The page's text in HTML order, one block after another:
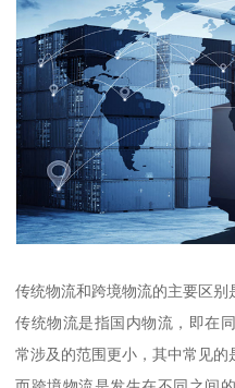
传统物流和跨境物流的主要区别
传统物流是指国内物流，即在
常涉及的范围更小，其中常见的